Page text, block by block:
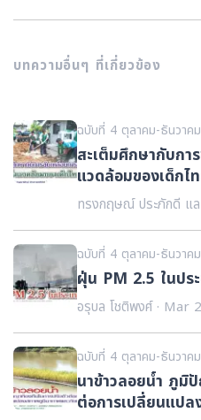
บทความอื่นๆ ที่เกี่ยวข้อง
ฉบับที่ 4 ตุลาคม-ธันวาค
สะเต็มศึกษากับกา
แวดล้อมของเด็กไ
ทรงกฤษณ์ ประภักดี แ
ฉบับที่ 4 ตุลาคม-ธันวาค
ฝุ่น PM 2.5 ในปร
อรุบล โชติพงศ์ · Mar
ฉบับที่ 4 ตุลาคม-ธันวาค
นาข้าวลอยน้ำ ภูมิ
ต่อการเปลี่ยนแป